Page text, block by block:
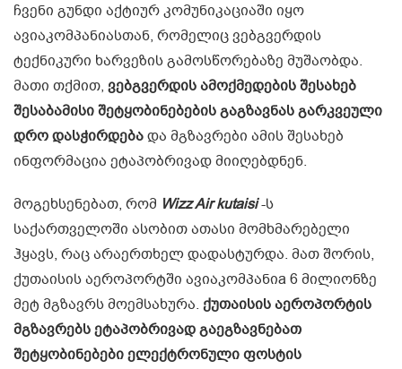
ჩვენი გუნდი აქტიურ კომუნიკაციაში იყო
ავიაკომპანიასთან, რომელიც ვებგვერდის
ტექნიკური ხარვეზის გამოსწორებაზე მუშაობდა.
მათი თქმით, ვებგვერდის ამოქმედების შესახებ
შესაბამისი შეტყობინებების გაგზავნას გარკვეული
დრო დასჭირდებადა მგზავრები ამის შესახებ
ინფორმაცია ეტაპობრივად მიიღებდნენ.
მოგეხსენებათ, რომ Wizz Air kutaisi-ს
საქართველოში ასობით ათასი მომხმარებელი
ჰყავს, რაც არაერთხელ დადასტურდა. მათ შორის,
ქუთაისის აეროპორტში ავიაკომპანიa 6 მილიონზე
მეტ მგზავრს მოემსახურა. ქუთაისის აეროპორტის
მგზავრებს ეტაპობრივად გაეგზავნებათ
შეტყობინებები ელექტრონული ფოსტის